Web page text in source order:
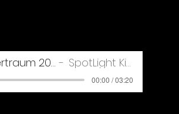
Sommertraum 2024_PB_VOX SpotLight Kids Übefile
00:00 / 03:20